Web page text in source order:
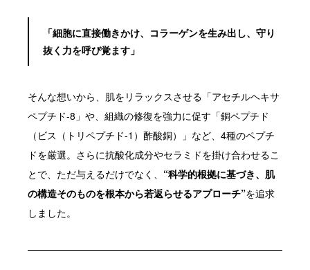
「細胞に直接働きかけ、コラーゲンを生み出し、守り
抜く力を呼び覚ます」
そんな想いから、肌をリラックスさせる「アセチルヘキサ
ペプチド-8」や、組織の修復を強力に促す「銅ペプチド
（ビス（トリペプチド-1）酢酸銅）」など、4種のペプチ
ドを厳選。さらに抗酸化成分やセラミドを掛け合わせるこ
とで、ただ与えるだけでなく、 “科学的根拠に基づき、肌
の構造そのものを根本から若返らせるアプローチ”を追求
しました。